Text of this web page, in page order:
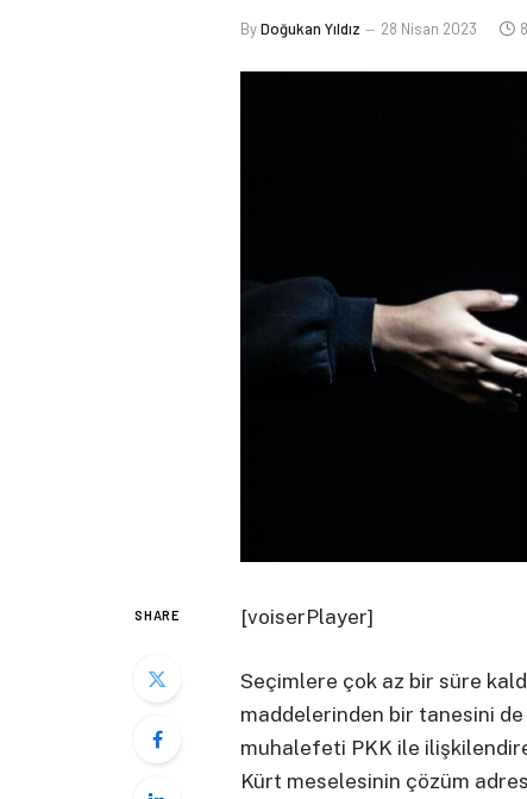
ByDoğukan Yıldız 28 Nisan 2023
SHARE [voiserPlayer]
Seçimlere çok az bir süre
maddelerinden bir tanesini
muhalefeti PKK ile
Kürt meselesinin çözüm